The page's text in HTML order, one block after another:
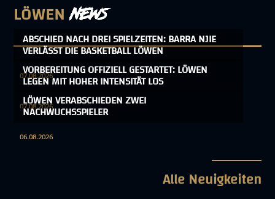
LÖWEN NEWS
07.08.2026
ABSCHIED NACH DREI SPIELZEITEN: BARRA NJIE
VERLÄSST DIE BASKETBALL LÖWEN
07.08.2026
VORBEREITUNG OFFIZIELL GESTARTET: LÖWEN
LEGEN MIT HOHER INTENSITÄT LOS
06.08.2026
LÖWEN VERABSCHIEDEN ZWEI
NACHWUCHSSPIELER
Alle Neuigkeiten